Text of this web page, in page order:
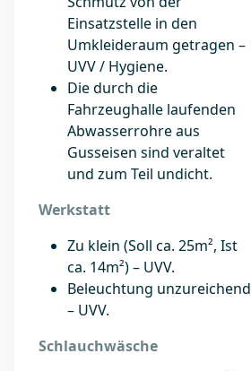
Einsatzstelle in den
Umkleideraum getragen –
UVV / Hygiene.
Die durch die
Fahrzeughalle laufenden
Abwasserrohre aus
Gusseisen sind veraltet
und zum Teil undicht.
Werkstatt
Zu klein (Soll ca. 25m², Ist
ca. 14m²) – UVV.
Beleuchtung unzureichend
– UVV.
Schlauchwäsche